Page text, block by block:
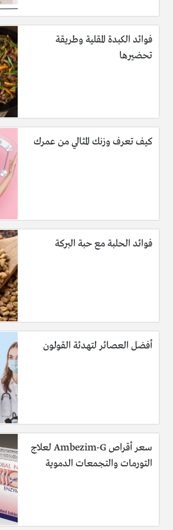
فوائد الكبدة المقلية وطريقة
تحضيرها
كيف تعرف وزنك المثالي من عمرك
فوائد الحلبة مع حبة البركة
أفضل العصائر لتهدئة القولون
سعر أقراص Ambezim-G لعلاج
التورمات والتجمعات الدموية